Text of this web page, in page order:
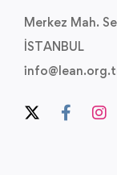
Merkez Mah.
İSTANBUL